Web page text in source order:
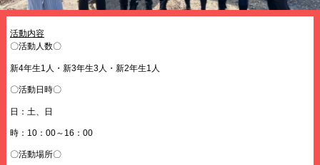
活動内容
〇活動人数〇
新4年生1人・新3年生3人・新2年生1人
〇活動日時〇
日：土、日
時：10：00～16：00
〇活動場所〇